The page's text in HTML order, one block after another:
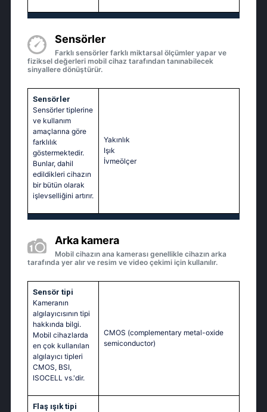
Sensörler
Farklı sensörler farklı miktarsal ölçümler yapar ve
fiziksel değerleri mobil cihaz tarafından tanınabilecek
sinyallere dönüştürür.
Sensörler
Sensörler tiplerine
ve kullanım
amaçlarına göre
farklılık
göstermektedir.
Bunlar, dahil
edildikleri cihazın
bir bütün olarak
işlevselliğini artırır.
Yakınlık
Işık
İvmeölçer
Arka kamera
Mobil cihazın ana kamerası genellikle cihazın arka
tarafında yer alır ve resim ve video çekimi için kullanılır.
Sensör tipi
Kameranın
algılayıcısının tipi
hakkında bilgi.
Mobil cihazlarda
en çok kullanılan
algılayıcı tipleri
CMOS, BSI,
ISOCELL vs.'dir.
CMOS (complementary metal-oxide
semiconductor)
Flaş ışık tipi